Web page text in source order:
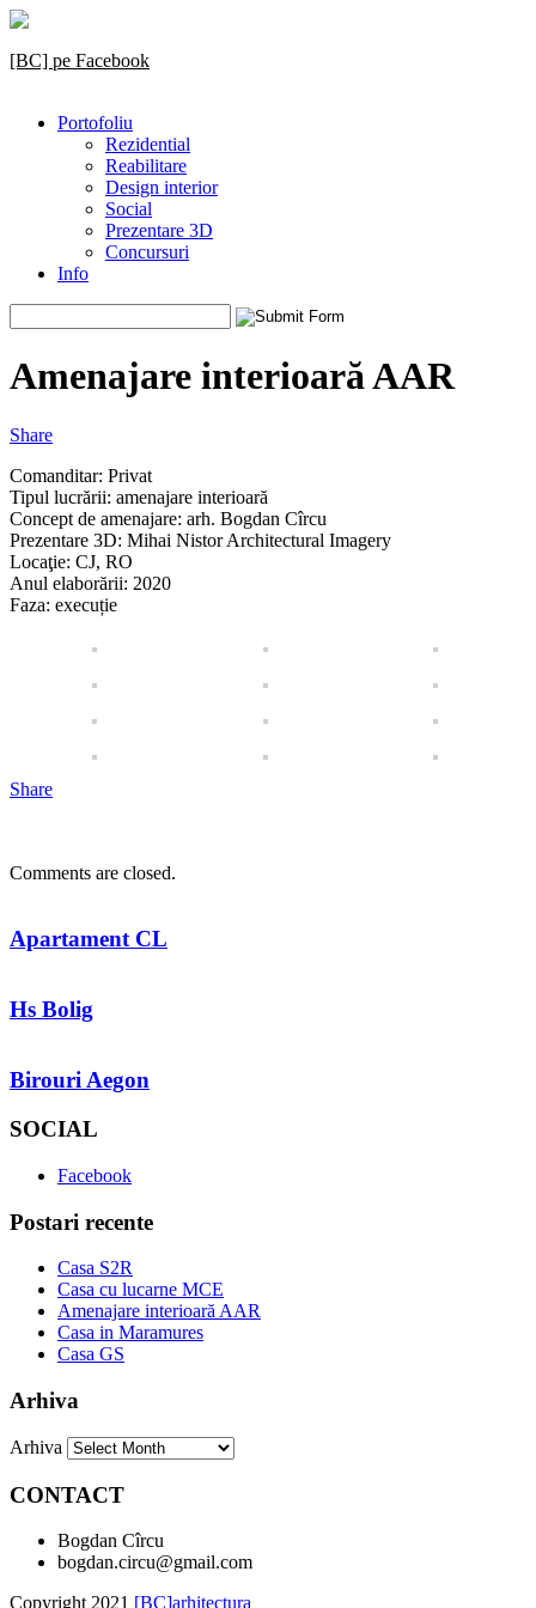
[BC] pe Facebook
Portofoliu
Rezidential
Reabilitare
Design interior
Social
Prezentare 3D
Concursuri
Info
Amenajare interioară AAR
Share
Comanditar: Privat
Tipul lucrării: amenajare interioară
Concept de amenajare: arh. Bogdan Cîrcu
Prezentare 3D: Mihai Nistor Architectural Imagery
Locaţie: CJ, RO
Anul elaborării: 2020
Faza: execuție
Share
Comments are closed.
Apartament CL
Hs Bolig
Birouri Aegon
SOCIAL
Facebook
Postari recente
Casa S2R
Casa cu lucarne MCE
Amenajare interioară AAR
Casa in Maramures
Casa GS
Arhiva
Arhiva
CONTACT
Bogdan Cîrcu
bogdan.circu@gmail.com
Copyright 2021 [BC]arhitectura